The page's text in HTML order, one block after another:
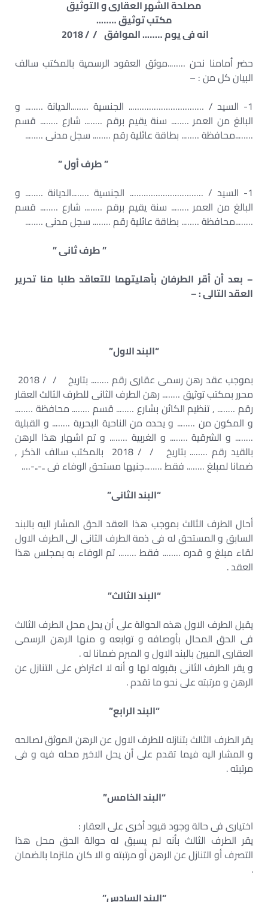
مصلحة الشهر العقارى و التوثيق
مكتب توثيق ……..
انه فى يوم …….. الموافق / / 2018
حضر أمامنا نحن ……..موثق العقود الرسمية بالمكتب سالف
البيان كل من : –
1- السيد / ………………………….. الجنسية ……..الديانة …….. و
البالغ من العمر …….. سنة يقيم برقم …….. شارع …….. قسم
……..محافظة …….. بطاقة عائلية رقم …….. سجل مدنى ……..
” طرف أول ”
1- السيد / …………………………. الجنسية ……..الديانة …….. و
البالغ من العمر …….. سنة يقيم برقم …….. شارع …….. قسم
……..محافظة …….. بطاقة عائلية رقم …….. سجل مدنى ……..
” طرف ثانى ”
– بعد أن أقر الطرفان بأهليتهما للتعاقد طلبا منا تحرير
العقد التالى : –
“البند الاول”
محرر بمكتب توثيق …….. رهن الطرف الثانى للطرف الثالث العقار
رقم …….. , تنظيم الكائن بشارع …….. قسم …….. محافظة ……..
و المكون من …….. و يحده من الناحية البحرية …….. و القبلية
…….. و الشرقية …….. و الغربية …….. و تم اشهار هذا الرهن
بالقيد رقم …….. بتاريخ / / 2018 بالمكتب سالف الذكر ,
ضمانا لمبلغ …….. فقط ……..جنيها مستحق الوفاء فى ..-..-….
“البند الثانى”
أحال الطرف الثالث بموجب هذا العقد الحق المشار اليه بالبند
السابق و المستحق له فى ذمة الطرف الثانى الى الطرف الاول
لقاء مبلغ و قدره …….. فقط …….. تم الوفاء به بمجلس هذا
العقد .
“البند الثالث”
يقبل الطرف الاول هذه الحوالة على أن يحل محل الطرف الثالث
فى الحق المحال بأوصافه و توابعه و منها الرهن الرسمى
العقارى المبين بالبند الاول و المبرم ضمانا له .
و يقر الطرف الثانى بقبوله لها و أنه لا اعتراض على التنازل عن
الرهن و مرتبته على نحو ما تقدم .
“البند الرابع”
يقر الطرف الثالث بتنازله للطرف الاول عن الرهن الموثق لصالحه
و المشار اليه فيما تقدم على أن يحل الاخير محله فيه و فى
مرتبته .
“البند الخامس”
اختيارى فى حالة وجود قيود أخرى على العقار :
يقر الطرف الثالث بأنه لم يسبق له حوالة الحق محل هذا
التصرف أو التنازل عن الرهن أو مرتبته و الا كان ملتزما بالضمان
.
“البند السادس”